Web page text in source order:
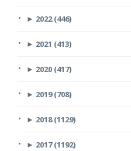
► 2022 (446)
► 2021 (413)
► 2020 (417)
► 2019 (708)
► 2018 (1129)
► 2017 (1192)